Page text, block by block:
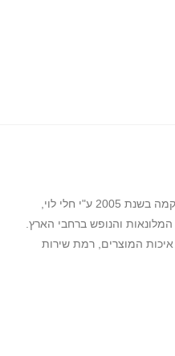
הוקמה בשנת 2005 ע"י חלי לוי,
והנופש ברחבי הארץ.
המוצרים, רמת שירות